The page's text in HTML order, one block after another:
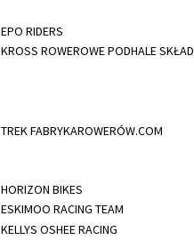
EPO RIDERS
KROSS ROWEROWE PODHALE SKŁAD
TREK FABRYKAROWERÓW.COM
HORIZON BIKES
ESKIMOO RACING TEAM
KELLYS OSHEE RACING